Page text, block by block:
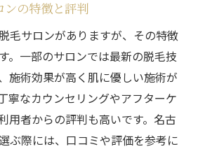
ンの特徴と評判
毛サロンがありますが、その特徴
。一部のサロンでは最新の脱毛技
施術効果が高く肌に優しい施術が
寧なカウンセリングやアフターケ
用者からの評判も高いです。名古
ぶ際には、口コミや評価を参考に